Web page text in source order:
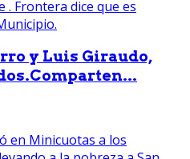
y Luis Giraudo,